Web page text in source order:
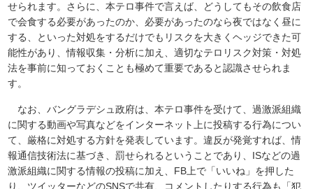
せられます。さらに、本テロ事件で言えば、どうしてもその飲食店
で会食する必要があったのか、必要があったのなら夜ではなく昼に
する、といった対処をするだけでもリスクを大きくヘッジできた可
能性があり、情報収集・分析に加え、適切なテロリスク対策・対処
法を事前に知っておくことも極めて重要であると認識させられま
す。
なお、バングラデシュ政府は、本テロ事件を受けて、過激派組織
に関する動画や写真などをインターネット上に投稿する行為につい
て、厳格に対処する方針を発表しています。違反が発覚すれば、情
報通信技術法に基づき、罰せられるということであり、ISなどの過
激派組織に関する情報の投稿に加え、FB上で「いいね」を押した
り、ツイッターなどのSNSで共有、コメントしたりする行為も「犯